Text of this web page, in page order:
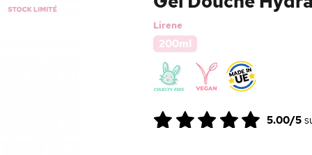
Lirene
200ml
5.00/5